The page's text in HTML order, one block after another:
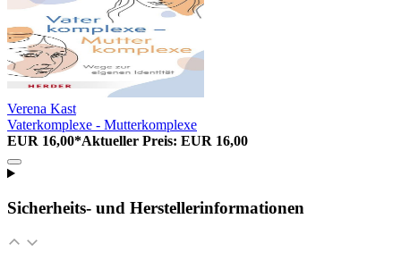
Verena Kast
Vaterkomplexe - Mutterkomplexe
EUR 16,00*Aktueller Preis: EUR 16,00
Sicherheits- und Herstellerinformationen